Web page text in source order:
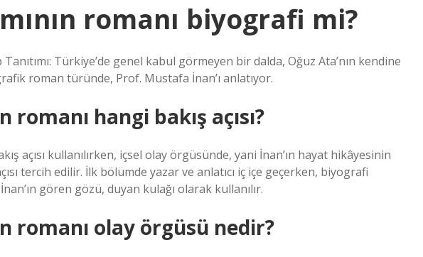
romanı biyografi mi?
Tanıtımı: Türkiye’de genel kabul görmeyen bir dalda, Oğuz Ata’nın kendine
roman türünde, Prof. Mustafa İnan’ı anlatıyor.
romanı hangi bakış açısı?
açısı kullanılırken, içsel olay örgüsünde, yani İnan’ın hayat hikâyesinin
tercih edilir. İlk bölümde yazar ve anlatıcı iç içe geçerken, biyografi
gören gözü, duyan kulağı olarak kullanılır.
romanı olay örgüsü nedir?